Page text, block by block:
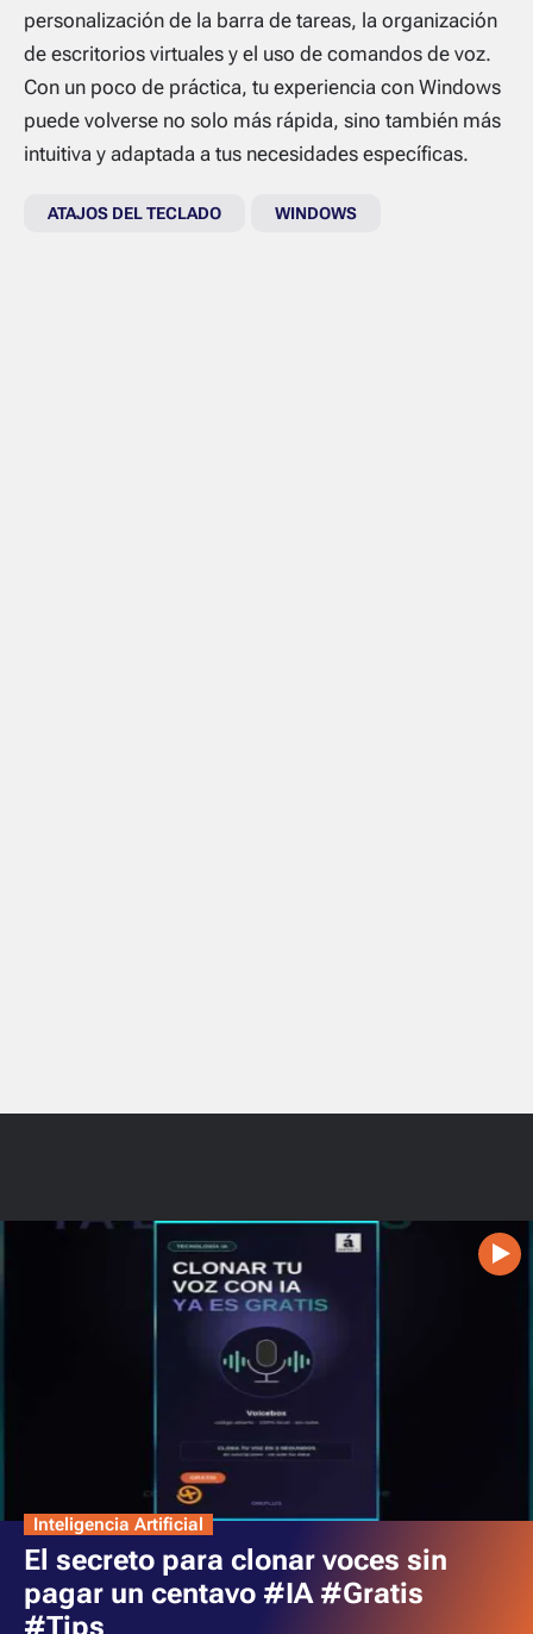
personalización de la barra de tareas, la organización
de escritorios virtuales y el uso de comandos de voz.
Con un poco de práctica, tu experiencia con Windows
puede volverse no solo más rápida, sino también más
intuitiva y adaptada a tus necesidades específicas.
ATAJOS DEL TECLADO WINDOWS